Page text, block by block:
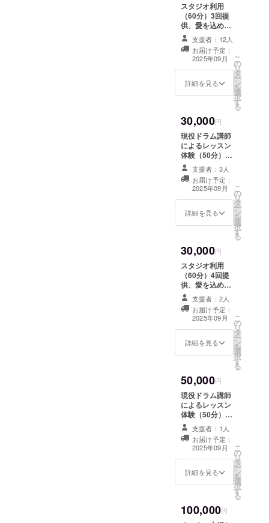
スタジオ利用
（60分）3回提
供、愛を込めた
サンクスメール
有効期限：2025
年12月末
支援者：12人
お届け予定：
2025年09月
詳細を見る
こ
の
リ
タ
ー
ン
を
選
択
す
る
30,000円
現役ドラム講師
によるレッスン
体験（50分）1
回、愛を込めた
サンクスメール
有効期限：2025
年12月末
支援者：3人
お届け予定：
2025年09月
詳細を見る
こ
の
リ
タ
ー
ン
を
選
択
す
る
30,000円
スタジオ利用
（60分）4回提
供、愛を込めた
サンクスメール
有効期限：2025
年12月末
支援者：2人
お届け予定：
2025年09月
詳細を見る
こ
の
リ
タ
ー
ン
を
選
択
す
る
50,000円
現役ドラム講師
によるレッスン
体験（50分）1
回+スタジオ利用
（60分）4回
分、愛を込めた
サンクスメール
有効期限：2025
年12月末
支援者：1人
お届け予定：
2025年09月
詳細を見る
こ
の
リ
タ
ー
ン
を
選
択
す
る
100,000円